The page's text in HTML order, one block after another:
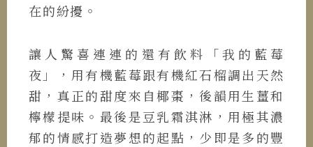
在的紛擾。
讓人驚喜連連的還有飲料「我的藍莓
夜」，用有機藍莓跟有機紅石榴調出天然
甜，真正的甜度來自椰棗，後韻用生薑和
檸檬提味。最後是豆乳霜淇淋，用極其濃
郁的情感打造夢想的起點，少即是多的豐